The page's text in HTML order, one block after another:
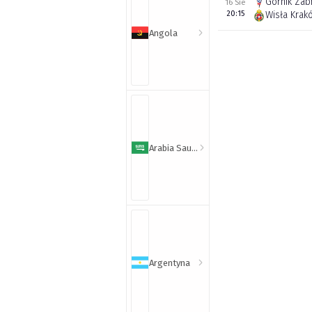
Angola
Arabia Saudyjska
Argentyna
16 Sie
20:15
Wisła